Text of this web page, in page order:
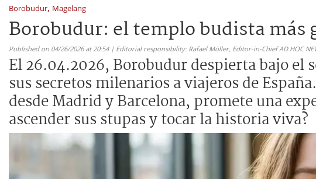
Borobudur, Magelang
Borobudur: el templo budista más
Published on 04/26/2026 at 20:54 | Editorial responsibility: Rafael Müller, Editor-in-Chief AD HOC
El 26.04.2026, Borobudur despierta bajo el
sus secretos milenarios a viajeros de
desde Madrid y Barcelona, promete una
ascender sus stupas y tocar la historia viva?